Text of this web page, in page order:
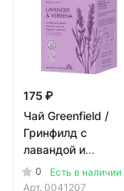
175 ₽
Чай Greenfield /
Гринфилд с
лавандой и
вербеной Lavender
& Verbena 20 пир
0
Есть в наличии
Арт. 0041207